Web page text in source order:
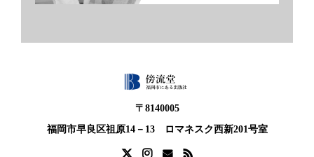
〒8140005
福岡市早良区祖原14－13 ロマネスク西新201号室